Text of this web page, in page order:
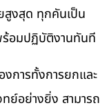
สูงสุด ทุกคันเป็น
อมปฏิบัติงานทันที
การทั้งการยกและ
ย์อย่างยิ่ง สามารถ